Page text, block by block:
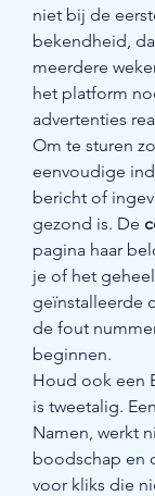
niet bij de
bekendheid,
meerdere
het platform
advertenties
Om te sturen
eenvoudige
bericht of
gezond is. De
pagina haar
je of het
geïnstalleerde
de fout
beginnen.
Houd ook een
is tweetalig.
Namen, werkt
boodschap en
voor kliks die